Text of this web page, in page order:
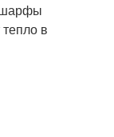
шарфы
в